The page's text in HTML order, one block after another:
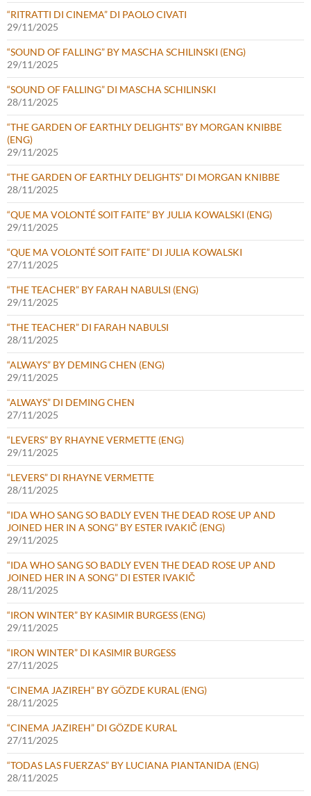
“RITRATTI DI CINEMA” DI PAOLO CIVATI
29/11/2025
“SOUND OF FALLING” BY MASCHA SCHILINSKI (ENG)
29/11/2025
“SOUND OF FALLING” DI MASCHA SCHILINSKI
28/11/2025
“THE GARDEN OF EARTHLY DELIGHTS” BY MORGAN KNIBBE
(ENG)
29/11/2025
“THE GARDEN OF EARTHLY DELIGHTS” DI MORGAN KNIBBE
28/11/2025
“QUE MA VOLONTÉ SOIT FAITE” BY JULIA KOWALSKI (ENG)
29/11/2025
“QUE MA VOLONTÉ SOIT FAITE” DI JULIA KOWALSKI
27/11/2025
“THE TEACHER” BY FARAH NABULSI (ENG)
29/11/2025
“THE TEACHER” DI FARAH NABULSI
28/11/2025
“ALWAYS” BY DEMING CHEN (ENG)
29/11/2025
“ALWAYS” DI DEMING CHEN
27/11/2025
“LEVERS” BY RHAYNE VERMETTE (ENG)
29/11/2025
“LEVERS” DI RHAYNE VERMETTE
28/11/2025
“IDA WHO SANG SO BADLY EVEN THE DEAD ROSE UP AND
JOINED HER IN A SONG” BY ESTER IVAKIČ (ENG)
29/11/2025
“IDA WHO SANG SO BADLY EVEN THE DEAD ROSE UP AND
JOINED HER IN A SONG” DI ESTER IVAKIČ
28/11/2025
“IRON WINTER” BY KASIMIR BURGESS (ENG)
29/11/2025
“IRON WINTER” DI KASIMIR BURGESS
27/11/2025
“CINEMA JAZIREH” BY GÖZDE KURAL (ENG)
28/11/2025
“CINEMA JAZIREH” DI GÖZDE KURAL
27/11/2025
“TODAS LAS FUERZAS” BY LUCIANA PIANTANIDA (ENG)
28/11/2025